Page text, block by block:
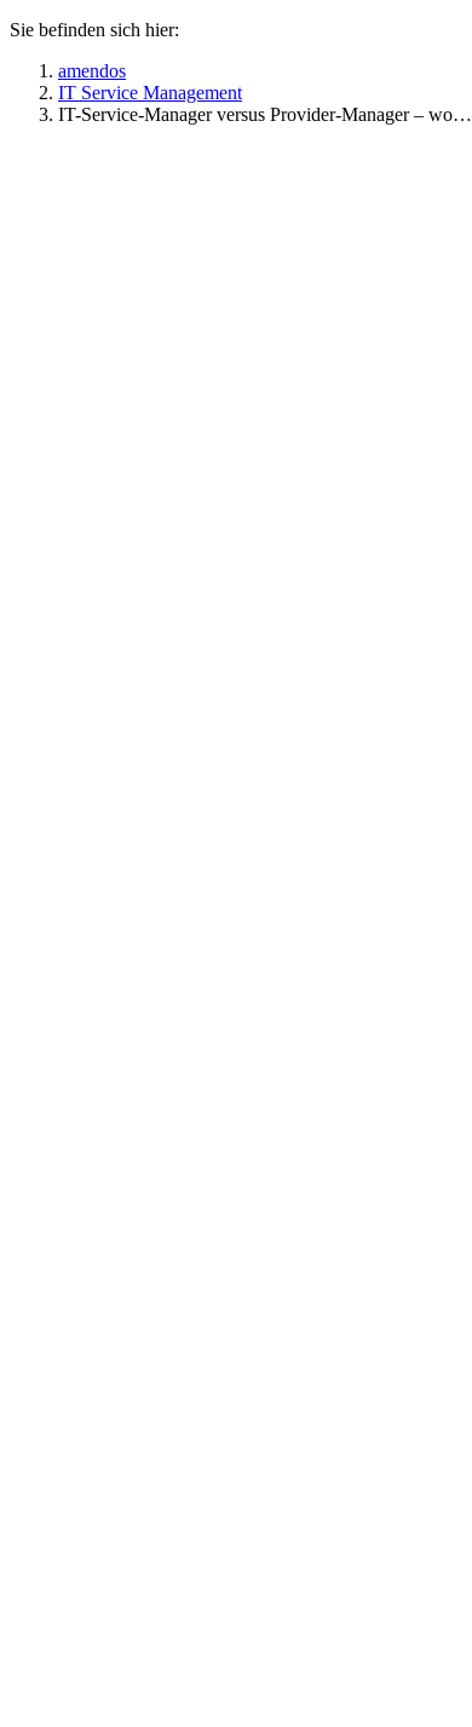
Sie befinden sich hier:
amendos
IT Service Management
IT-Service-Manager versus Provider-Manager – wo…